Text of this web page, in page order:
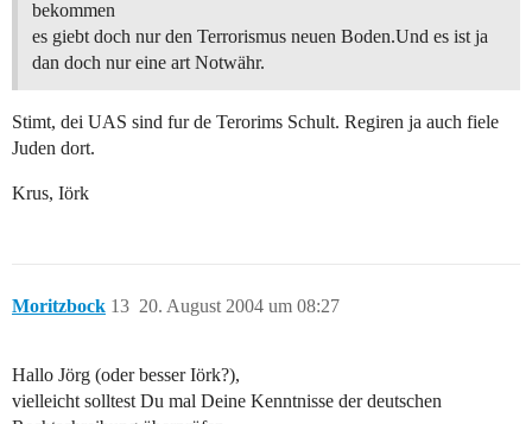
bekommen
es giebt doch nur den Terrorismus neuen Boden.Und es ist ja
dan doch nur eine art Notwähr.
Stimt, dei UAS sind fur de Terorims Schult. Regiren ja auch fiele
Juden dort.
Krus, Iörk
Moritzbock 20. August 2004 um 08:27
13
Hallo Jörg (oder besser Iörk?),
vielleicht solltest Du mal Deine Kenntnisse der deutschen